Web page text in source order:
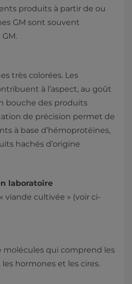
produits à partir de ou
GM sont souvent
très colorées. Les
à l’aspect, au goût
bouche des produits
de précision permet de
à base d’hémoprotéines,
hachés d’origine
laboratoire
viande cultivée » (voir ci-
molécules qui comprend les
les hormones et les cires.